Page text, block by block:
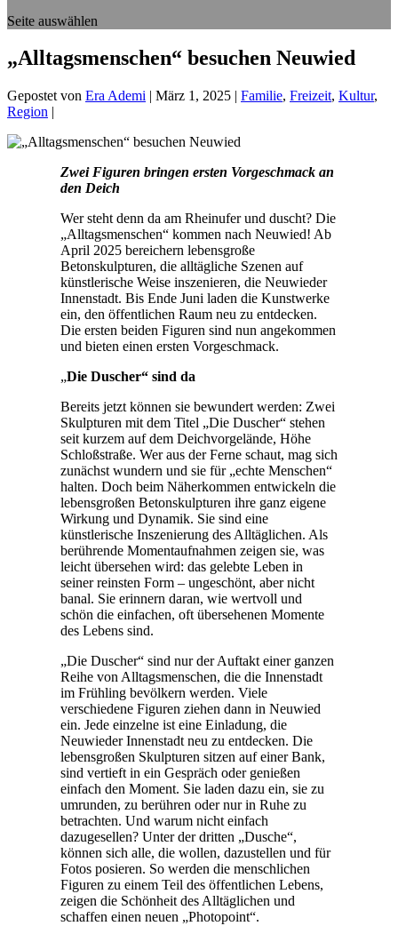
Seite auswählen
„Alltagsmenschen“ besuchen Neuwied
Gepostet von Era Ademi | März 1, 2025 | Familie, Freizeit, Kultur,
Region |
Zwei Figuren bringen ersten Vorgeschmack an
den Deich
Wer steht denn da am Rheinufer und duscht? Die
„Alltagsmenschen“ kommen nach Neuwied! Ab
April 2025 bereichern lebensgroße
Betonskulpturen, die alltägliche Szenen auf
künstlerische Weise inszenieren, die Neuwieder
Innenstadt. Bis Ende Juni laden die Kunstwerke
ein, den öffentlichen Raum neu zu entdecken.
Die ersten beiden Figuren sind nun angekommen
und bieten einen ersten Vorgeschmack.
„Die Duscher“ sind da
Bereits jetzt können sie bewundert werden: Zwei
Skulpturen mit dem Titel „Die Duscher“ stehen
seit kurzem auf dem Deichvorgelände, Höhe
Schloßstraße. Wer aus der Ferne schaut, mag sich
zunächst wundern und sie für „echte Menschen“
halten. Doch beim Näherkommen entwickeln die
lebensgroßen Betonskulpturen ihre ganz eigene
Wirkung und Dynamik. Sie sind eine
künstlerische Inszenierung des Alltäglichen. Als
berührende Momentaufnahmen zeigen sie, was
leicht übersehen wird: das gelebte Leben in
seiner reinsten Form – ungeschönt, aber nicht
banal. Sie erinnern daran, wie wertvoll und
schön die einfachen, oft übersehenen Momente
des Lebens sind.
„Die Duscher“ sind nur der Auftakt einer ganzen
Reihe von Alltagsmenschen, die die Innenstadt
im Frühling bevölkern werden. Viele
verschiedene Figuren ziehen dann in Neuwied
ein. Jede einzelne ist eine Einladung, die
Neuwieder Innenstadt neu zu entdecken. Die
lebensgroßen Skulpturen sitzen auf einer Bank,
sind vertieft in ein Gespräch oder genießen
einfach den Moment. Sie laden dazu ein, sie zu
umrunden, zu berühren oder nur in Ruhe zu
betrachten. Und warum nicht einfach
dazugesellen? Unter der dritten „Dusche“,
können sich alle, die wollen, dazustellen und für
Fotos posieren. So werden die menschlichen
Figuren zu einem Teil des öffentlichen Lebens,
zeigen die Schönheit des Alltäglichen und
schaffen einen neuen „Photopoint“.